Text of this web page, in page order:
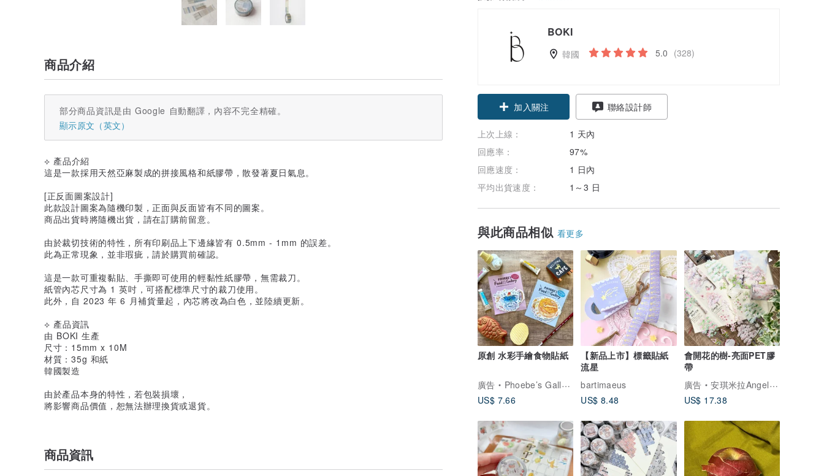
BOKI
韓國 5.0 (328)
加入關注
聯絡設計師
上次上線：
1 天內
回應率：
97%
回應速度：
1 日內
平均出貨速度：
1～3 日
與此商品相似 看更多
原創 水彩手繪食物貼紙
廣告
Phoebe’s Gallery
US$ 7.66
【新品上市】標籤貼紙
流星
bartimaeus
US$ 8.48
會開花的樹-亮面PET膠
帶
廣告
安琪米拉Angel Mira
US$ 17.38
商品介紹
部分商品資訊是由 Google 自動翻譯，內容不完全精確。
顯示原文（英文）
⟡ 產品介紹
這是一款採用天然亞麻製成的拼接風格和紙膠帶，散發著夏日氣息。
[正反面圖案設計]
此款設計圖案為隨機印製，正面與反面皆有不同的圖案。
商品出貨時將隨機出貨，請在訂購前留意。
由於裁切技術的特性，所有印刷品上下邊緣皆有 0.5mm - 1mm 的誤差。
此為正常現象，並非瑕疵，請於購買前確認。
這是一款可重複黏貼、手撕即可使用的輕黏性紙膠帶，無需裁刀。
紙管內芯尺寸為 1 英吋，可搭配標準尺寸的裁刀使用。
此外，自 2023 年 6 月補貨量起，內芯將改為白色，並陸續更新。
⟡ 產品資訊
由 BOKI 生產
尺寸：15mm x 10M
材質：35g 和紙
韓國製造
由於產品本身的特性，若包裝損壞，
將影響商品價值，恕無法辦理換貨或退貨。
商品資訊